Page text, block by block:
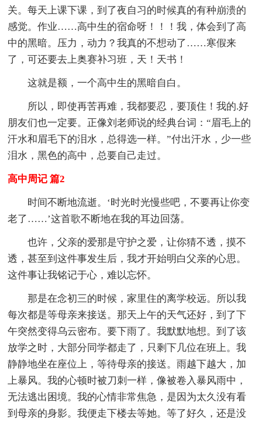
关。每天上课下课，到了夜自习的时候真的有种崩溃的
感觉。作业……高中生的宿命呀！！！我，体会到了高
中的黑暗。压力，动力？我真的不想动了……寒假来
了，可还要去上奥赛补习班，天！天书！
这就是额，一个高中生的黑暗自白。
所以，即使再苦再难，我都要忍，要顶住！我的.好
朋友们也一定要。正像刘老师说的经典台词：“眉毛上的
汗水和眉毛下的泪水，总得选一样。”付出汗水，少一些
泪水，黑色的高中，总要自己走过。
高中周记 篇2
时间不断地流逝。‘时光时光慢些吧，不要再让你变
老了……’这首歌不断地在我的耳边回荡。
也许，父亲的爱那是守护之爱，让你猜不透，摸不
透，甚至到这件事发生后，我才开始明白父亲的心思。
这件事让我铭记于心，难以忘怀。
那是在念初三的时候，家里住的离学校远。所以我
每次都是等母亲来接送。那天上午的天气还好，到了下
午突然变得乌云密布。要下雨了。我默默地想。到了该
放学之时，大部分同学都走了，只剩下几位在班上。我
静静地坐在座位上，等待母亲的接送。雨越下越大，加
上暴风。我的心顿时被刀刺一样，像被卷入暴风雨中，
无法逃出困境。我的心情非常焦急，是因为太久没有看
到母亲的身影。我便走下楼去等她。等了好久，还是没